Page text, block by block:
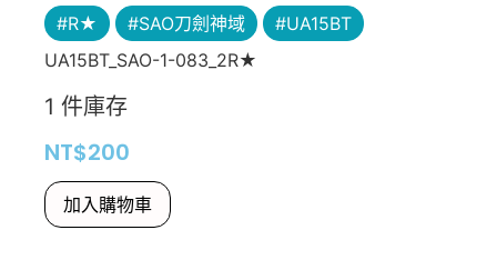
#R★ #SAO刀劍神域
#UA15BT
UA15BT_SAO-1-083_2R★
1 件庫存
NT$200
加入購物車